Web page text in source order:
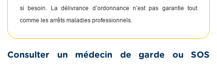
si besoin. La délivrance d’ordonnance n’est pas garantie tout
comme les arrêts maladies professionnels.
Consulter un médecin de garde ou SOS